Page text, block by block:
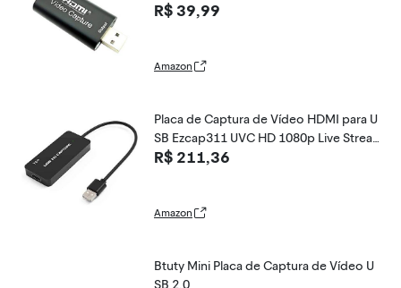
R$ 39,99
Amazon
Placa de Captura de Vídeo HDMI para U
SB Ezcap311 UVC HD 1080p Live Strea
ming
R$ 211,36
Amazon
Btuty Mini Placa de Captura de Vídeo U
SB 2.0